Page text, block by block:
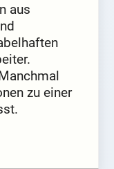
aus
zu einer